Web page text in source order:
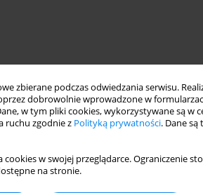
zbierane podczas odwiedzania serwisu.
dobrowolnie wprowadzone w
w tym pliki cookies, wykorzystywane są w
ruchu zgodnie z Polityką prywatności. Dane
cookies w swojej przeglądarce. Ograniczenie
na stronie.
additive manufacturing DMLS